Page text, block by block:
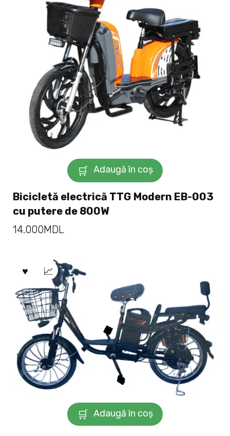
Adaugă în coș
Bicicletă electrică TTG Modern EB-003
cu putere de 800W
14.000MDL
Adaugă în coș